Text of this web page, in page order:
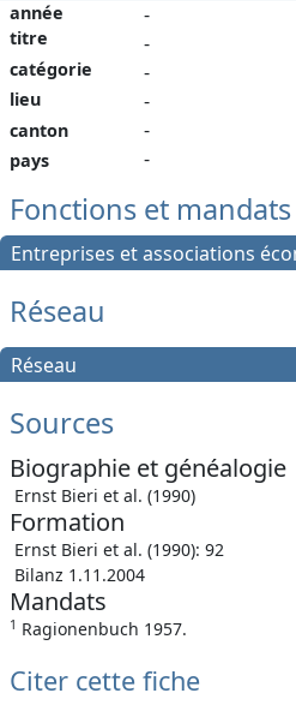
année
titre
catégorie
lieu
canton
pays
-
-
-
-
-
-
Fonctions et mandats
Entreprises et associations
Réseau
Réseau
Sources
Biographie et généalogie
Ernst Bieri et al. (1990)
Formation
Ernst Bieri et al. (1990): 92
Bilanz 1.11.2004
Mandats
1 Ragionenbuch 1957.
Citer cette fiche